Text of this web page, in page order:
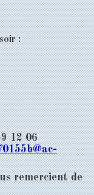
:
12 06
remercient de